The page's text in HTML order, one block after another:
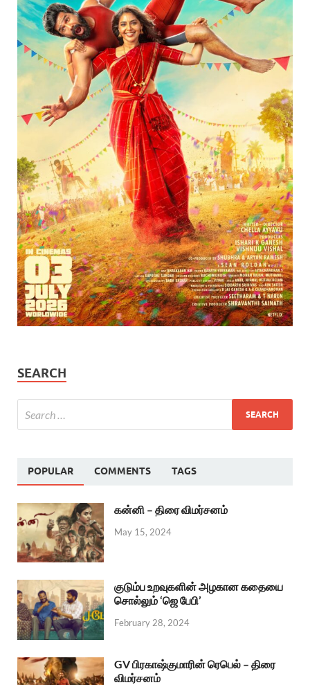
SEARCH
POPULAR COMMENTS TAGS
கன்னி – திரை விமர்சனம்
May 15, 2024
குடும்ப உறவுகளின் அழகான கதையை
சொல்லும் ‘ஜெ பேபி’
February 28, 2024
GV பிரகாஷ்குமாரின் ரெபெல் – திரை
விமர்சனம்